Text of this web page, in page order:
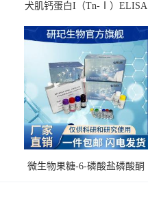
犬肌钙蛋白I（Tn-Ⅰ）ELISA
微生物果糖-6-磷酸盐磷酸酮